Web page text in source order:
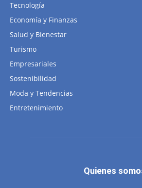
Tecnología
Economía y Finanzas
Salud y Bienestar
Turismo
Empresariales
Sostenibilidad
Moda y Tendencias
Entretenimiento
Quienes